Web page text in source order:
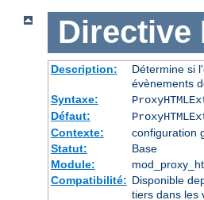
Directive
Description:
Détermine si
évènements
Syntaxe:
Défaut:
Contexte:
configuration
Statut:
Base
Module:
Compatibilité: Disponible
tiers dans les